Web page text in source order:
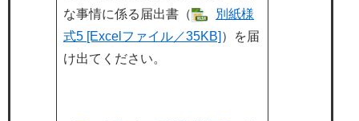
な事情に係る届出書（
別紙様
式5 [Excelファイル／35KB] ）を届
け出てください。